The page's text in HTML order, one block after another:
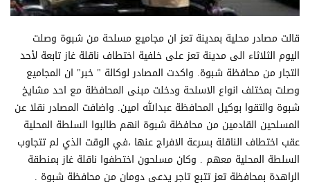
قالت مصادر محلية بمدينة تعز ان مجاميع مسلحة من شبوة وصلت
اليوم الثلاثاء الى مدينة تعز على خلفية اختطاف ناقلة غاز تابعة لأحد
التجار من محافظة شبوة. واكدت المصادر لوكالة " خبر" ان المجاميع
وصلت بمختلف انواع الاسلحة ودخلت مبنى المحافظة مع احد مشايخ
شبوة والتقوا بوكيل المحافظة عبدالله امين. واضافت المصادر نقلا عن
المسلحين القادمين من محافظة شبوة انهم طالبوا السلطة المحلية
عقب اختطاف الناقلة بسرعة الافراج عنها ،في الوقت الذي لم تتجاوب
السلطة المحلية معهم . وكان مسلحون اختطفوا ناقلة غاز بمنطقة
الراهدة بمحافظة تعز تتبع تاجر يدعى دومان من محافظة شبوة .